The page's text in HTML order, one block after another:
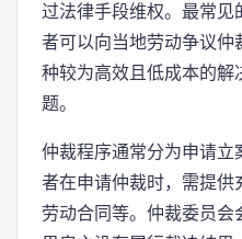
过法律手段维权。最常
者可以向当地劳动争议
种较为高效且低成本的解
题。
仲裁程序通常分为申请
者在申请仲裁时，需提供
劳动合同等。仲裁委员